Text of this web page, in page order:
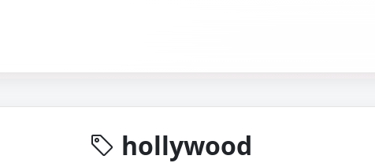
hollywood